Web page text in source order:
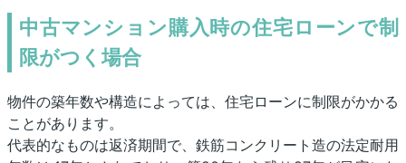
中古マンション購入時の住宅ローンで制
限がつく場合
物件の築年数や構造によっては、住宅ローンに制限がかかる
ことがあります。
代表的なものは返済期間で、鉄筋コンクリート造の法定耐用